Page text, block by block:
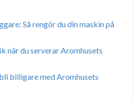
Så rengör du din maskin på
när du serverar Aromhusets
billigare med Aromhusets